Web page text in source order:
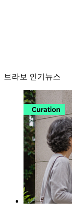
브라보 인기뉴스